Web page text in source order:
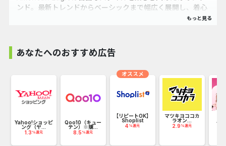
ンド。最新トレンドからベーシックまで幅広く展開し、着心
地の良さと個性を大切にしています。姉妹ブランドAerieは
あなたへのおすすめ広告
Yahoo!ショッピ
ング（ヤ...
1.3 %還元
Qoo10（キュー
テン）※購...
8.5 %還元
【リピートOK】
Shoplist
4 %還元
オススメ
マツキヨココカ
ラオン...
2.9 %還元
用